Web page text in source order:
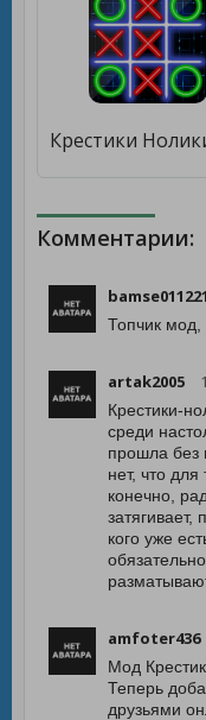
Комментарии:
bamse011221
Топчик мод,
artak2005
Крестики-
среди
прошла без
нет, что
конечно,
затягивает,
кого уже
amfoter436
Мод
Теперь
друзьями